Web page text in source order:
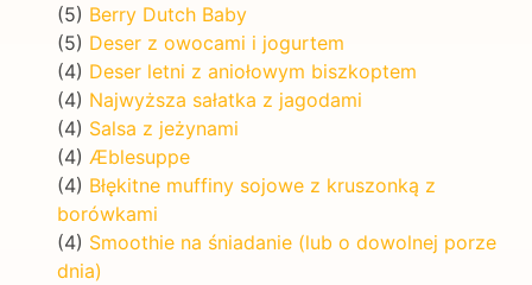
(5) Berry Dutch Baby
(5) Deser z owocami i jogurtem
(4) Deser letni z aniołowym biszkoptem
(4) Najwyższa sałatka z jagodami
(4) Salsa z jeżynami
(4) Æblesuppe
(4) Błękitne muffiny sojowe z kruszonką z
borówkami
(4) Smoothie na śniadanie (lub o dowolnej porze
dnia)